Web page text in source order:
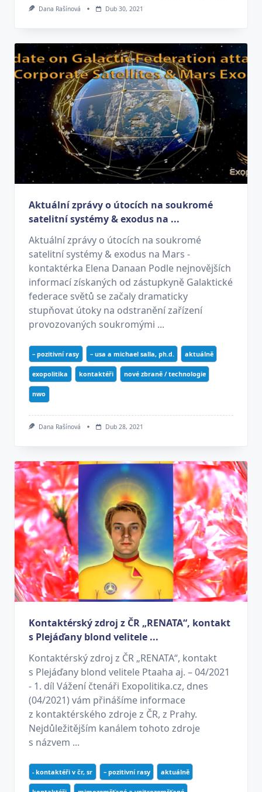
Dana Rašínová Dub 30, 2021
Aktuální zprávy o útocích na soukromé
satelitní systémy & exodus na ...
Aktuální zprávy o útocích na soukromé
satelitní systémy & exodus na Mars -
kontaktérka Elena Danaan Podle nejnovějších
informací získaných od zástupkyně Galaktické
federace světů se začaly dramaticky
stupňovat útoky na odstranění zařízení
provozovaných soukromými ...
– pozitivní rasy – usa a michael salla, ph.d. aktuálně
exopolitika kontaktéři nové zbraně / technologie
nwo
Dana Rašínová Dub 28, 2021
Kontaktérský zdroj z ČR „RENATA“, kontakt
s Plejáďany blond velitele ...
Kontaktérský zdroj z ČR „RENATA“, kontakt
s Plejáďany blond velitele Ptaaha aj. – 04/2021
- 1. díl Vážení čtenáři Exopolitika.cz, dnes
(04/2021) vám přinášíme informace
z kontaktérského zdroje z ČR, z Prahy.
Nejdůležitějším kanálem tohoto zdroje
s názvem ...
- kontaktéři v čr, sr – pozitivní rasy aktuálně